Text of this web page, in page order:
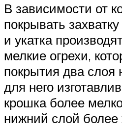
В зависимости от
покрывать
и укатка
мелкие огрехи,
покрытия два слоя
для него
крошка более
нижний слой более